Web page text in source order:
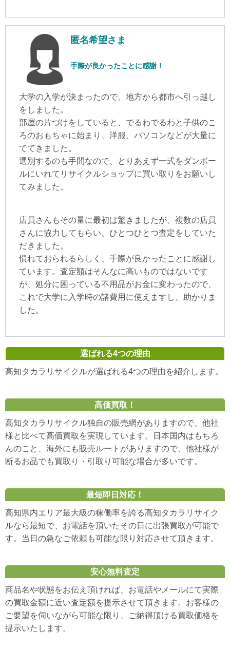
匿名希望さま
手際が良かったことに感謝！
大学の入学が決まったので、地方から都市へ引っ越し
をしました。
部屋の片づけをしていると、でるわでるわと子供のこ
ろのおもちゃに始まり、洋服、パソコンなどが大量に
でてきました。
選別するのも手間なので、とりあえず一式をダンボー
ルにいれてリサイクルショップに買い取りをお願いし
てみました。
店員さんもその量に最初は驚きましたが、複数の店員
さんに協力してもらい、ひとつひとつ査定をしていた
だきました。
慣れておられるらしく、手際が良かったことに感謝し
ています。査定額はそんなに高いものではないです
が、処分に困っている不用品がお金に変わったので、
これで大学に入学時の諸費用に使えますし、助かりま
した。
選ばれる4つの理由
高知タカラリサイクルが選ばれる4つの理由を紹介します。
高価買取！
高知タカラリサイクル独自の販売網がありますので、他社
様と比べて高価買取を実現しています。日本国内はもちろ
んのこと、海外にも販売ルートがありますので、他社様が
断るお品でも買取り・引取り可能な場合が多いです。
最短即日対応！
高知県内エリア最大級の稼働率を誇る高知タカラリサイク
ルなら最短で、お電話を頂いたその日に出張買取が可能で
す。当日の急なご依頼も可能な限り対応させて頂きます。
安心無料査定
商品名や状態をお伝え頂ければ、お電話やメールにて実際
の買取金額に近い査定額を提示させて頂きます。お客様の
ご要望を伺いながら可能な限り、ご納得頂ける買取価格を
提示いたします。